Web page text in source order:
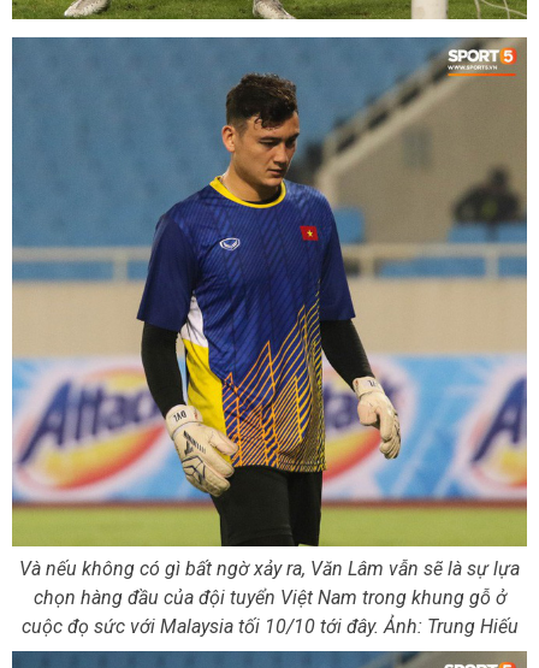
Và nếu không có gì bất ngờ xảy ra, Văn Lâm vẫn sẽ là sự lựa
chọn hàng đầu của đội tuyển Việt Nam trong khung gỗ ở
cuộc đọ sức với Malaysia tối 10/10 tới đây. Ảnh: Trung Hiếu